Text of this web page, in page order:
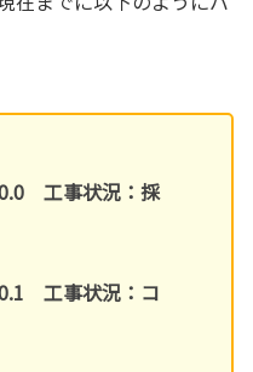
工事状況：採
工事状況：コ